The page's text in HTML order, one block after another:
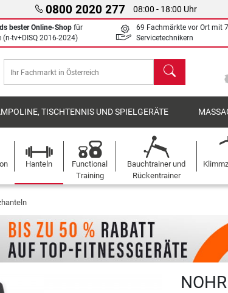
0800 2020 277 08:00 - 18:00 Uhr
bester Online-Shop für
(n-tv+DISQ 2016-2024)
69 Fachmärkte vor Ort mit
Servicetechnikern
Suchen
TISCHTENNIS UND SPIELGERÄTE
Hanteln
Functional
Training
Bauchtrainer und
Rückentrainer